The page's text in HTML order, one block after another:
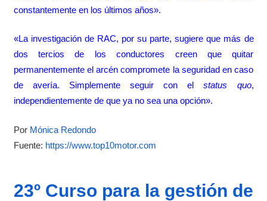
constantemente en los últimos años».
«La investigación de RAC, por su parte, sugiere que más de
dos tercios de los conductores creen que quitar
permanentemente el arcén compromete la seguridad en caso
de avería. Simplemente seguir con elstatus quo,
independientemente de que ya no sea una opción».
Por Mónica Redondo
Fuente: https://www.top10motor.com
23º Curso para la gestión de